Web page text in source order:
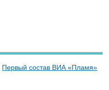
Первый состав ВИА «Пламя»